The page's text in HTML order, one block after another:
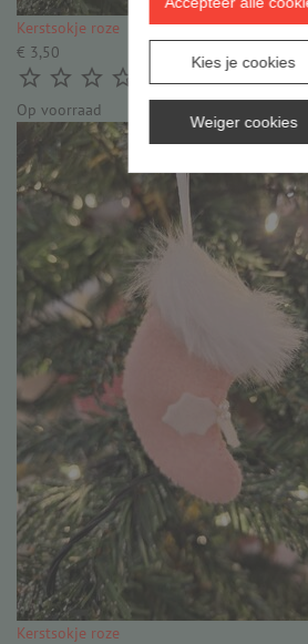
Kerstsokje roze
€ 3,50
     (0)
Op voorraad
Kerstsokje roze
Kies je cookies
Weiger cookies